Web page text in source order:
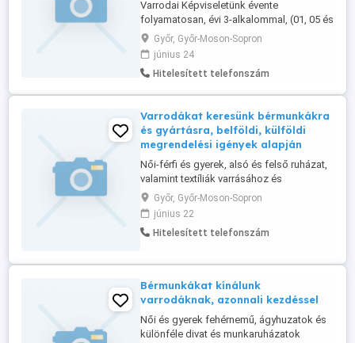
Varrodai Képviseletünk évente
folyamatosan, évi 3-alkalommal, (01, 05 és
08-hóban), az Európai, Ázsiai, ill. a
Tengerentúli országok részére tudja
továbbítani üzleti ajánlatukat, kapacitás
felajánlásukat elérhetőségükkel együtt,
Győr, Győr-Moson-Sopron
június 24
Hitelesített telefonszám
Varrodákat keresünk bérmunkákra
és gyártásra, belföldi, külföldi
megrendelési igények alapján
Női-férfi és gyerek, alsó és felső ruházat,
valamint textíliák varrásához és
gyártásához keresünk varrodákat, 3-20-
főig Bővebb infó a megrendelésekről a
web oldalunkon talál, vagy telefonon
elérhet, ha munkát keres.
Győr, Győr-Moson-Sopron
június 22
Hitelesített telefonszám
Bérmunkákat kínálunk
varrodáknak, azonnali kezdéssel
Női és gyerek fehérnemű, ágyhuzatok és
különféle divat és munkaruházatok